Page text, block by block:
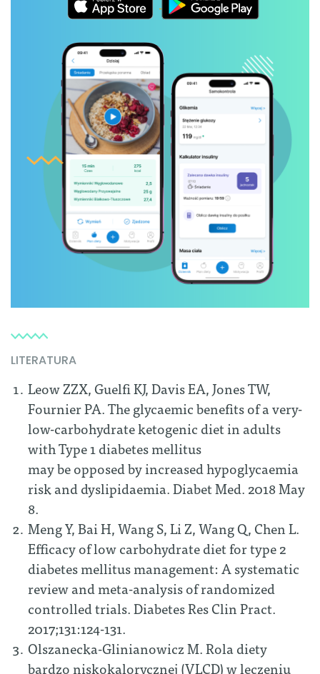
LITERATURA
Leow ZZX, Guelfi KJ, Davis EA, Jones TW,
Fournier PA. The glycaemic benefits of a very-
low-carbohydrate ketogenic diet in adults
with Type 1 diabetes mellitus
may be opposed by increased hypoglycaemia
risk and dyslipidaemia. Diabet Med. 2018 May
8.
Meng Y, Bai H, Wang S, Li Z, Wang Q, Chen L.
Efficacy of low carbohydrate diet for type 2
diabetes mellitus management: A systematic
review and meta-analysis of randomized
controlled trials. Diabetes Res Clin Pract.
2017;131:124-131.
Olszanecka-Glinianowicz M. Rola diety
bardzo niskokalorycznej (VLCD) w leczeniu